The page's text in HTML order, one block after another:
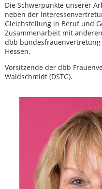
Die Schwerpunkte unserer
neben der
Gleichstellung in Beruf und
Zusammenarbeit mit
dbb
Hessen.
Vorsitzende der dbb
Waldschmidt (DSTG).